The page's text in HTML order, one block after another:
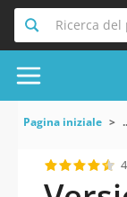
Ricerca
Pagina iniziale